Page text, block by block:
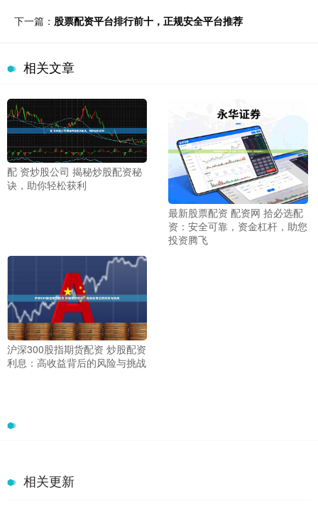
下一篇： 股票配资平台排行前十，正规安全平台推荐
相关文章
配 资炒股公司 揭秘炒股配资秘
诀，助你轻松获利
最新股票配资 配资网 拾必选配
资：安全可靠，资金杠杆，助您
投资腾飞
沪深300股指期货配资 炒股配资
利息：高收益背后的风险与挑战
相关更新